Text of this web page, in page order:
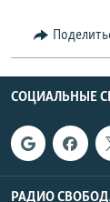
СОЦИАЛЬНЫЕ
РАДИО